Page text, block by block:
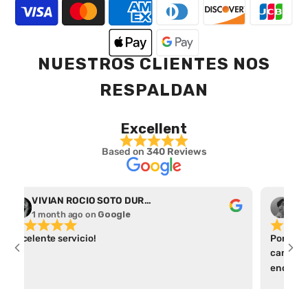
NUESTROS CLIENTES NOS
RESPALDAN
Excellent
Based on 340 Reviews
VIVIAN ROCIO SOTO DURAN
1 month ago on Google
Excelente servicio!
Por el